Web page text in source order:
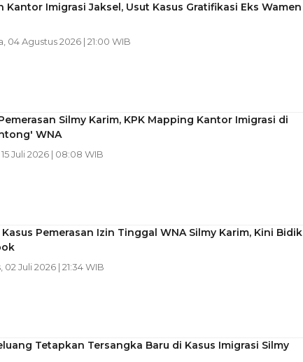
Kantor Imigrasi Jaksel, Usut Kasus Gratifikasi Eks Wamen
04 Agustus 2026 | 21:00 WIB
Silmy Karim, KPK Mapping Kantor Imigrasi di
WNA
Juli 2026 | 08:08 WIB
Kasus Pemerasan Izin Tinggal WNA Silmy Karim, Kini Bidik
02 Juli 2026 | 21:34 WIB
Tetapkan Tersangka Baru di Kasus Imigrasi Silmy